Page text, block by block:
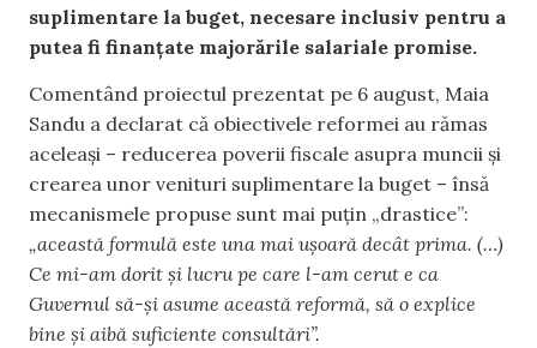
suplimentare la buget, necesare inclusiv pentru a
putea fi finanțate majorările salariale promise.
Comentând proiectul prezentat pe 6 august, Maia
Sandu a declarat că obiectivele reformei au rămas
aceleași – reducerea poverii fiscale asupra muncii și
crearea unor venituri suplimentare la buget – însă
mecanismele propuse sunt mai puțin „drastice”:
„această formulă este una mai ușoară decât prima. (…)
Ce mi-am dorit și lucru pe care l-am cerut e ca
Guvernul să-și asume această reformă, să o explice
bine și aibă suficiente consultări”.